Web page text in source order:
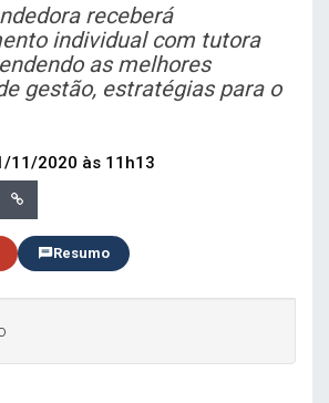
receberá
individual com tutora
as melhores
gestão, estratégias para o
11/2020 às 11h13
Resumo